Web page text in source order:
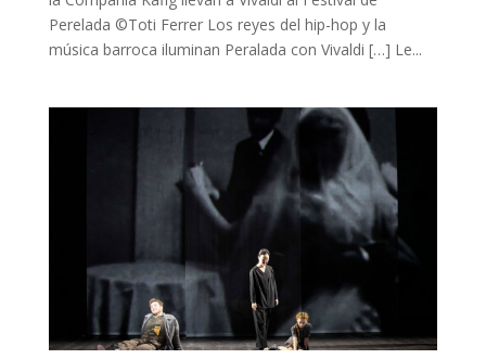
Perelada ©Toti Ferrer Los reyes del hip-hop y la
música barroca iluminan Peralada con Vivaldi […] Le...